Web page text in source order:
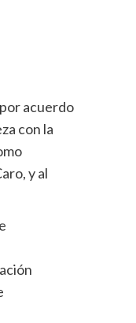
acuerdo
con la
y al